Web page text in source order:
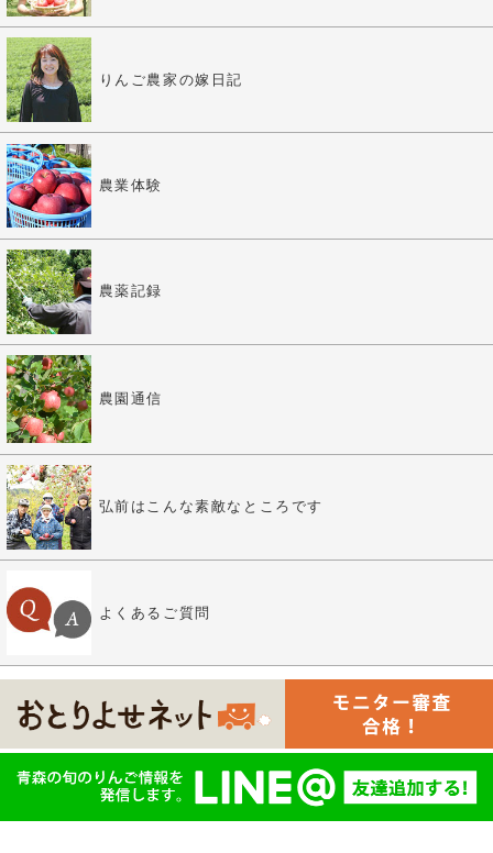
りんご農家の嫁日記
農業体験
農薬記録
農園通信
弘前はこんな素敵なところです
よくあるご質問